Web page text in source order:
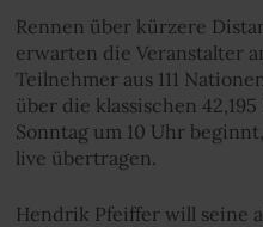
Rennen über kürzere
erwarten die Veranstalter
Teilnehmer aus 111
über die klassischen 42,195
Sonntag um 10 Uhr
live übertragen.
Hendrik Pfeiffer will seine